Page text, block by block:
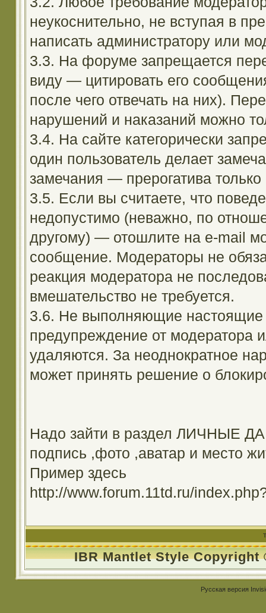
неукоснительно, не вступая в
написать администратору или
3.3. На форуме запрещается
виду — цитировать его
после чего отвечать на них).
нарушений и наказаний можно
3.4. На сайте категорически
один пользователь делает
замечания — прерогатива
3.5. Если вы считаете, что
недопустимо (неважно, по
другому) — отошлите на e-mail
сообщение. Модераторы не
реакция модератора не
вмешательство не требуется.
3.6. Не выполняющие настоящие
предупреждение от модератора
удаляются. За неоднократное
может принять решение о
Надо зайти в раздел ЛИЧНЫЕ
подпись ,фото ,аватар и место
Пример здесь
http://www.forum.11td.ru/
IBR Mantlet Style Copyright
Русская версия